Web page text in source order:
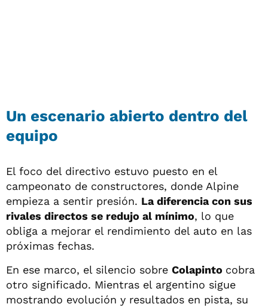
Un escenario abierto dentro del
equipo
El foco del directivo estuvo puesto en el
campeonato de constructores, donde Alpine
empieza a sentir presión. La diferencia con sus
rivales directos se redujo al mínimo, lo que
obliga a mejorar el rendimiento del auto en las
próximas fechas.
En ese marco, el silencio sobre Colapinto cobra
otro significado. Mientras el argentino sigue
mostrando evolución y resultados en pista, su